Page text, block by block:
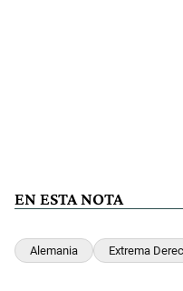
EN ESTA NOTA
Alemania Extrema